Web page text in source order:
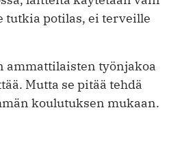
tutkia potilas, ei terveille
ammattilaisten työnjakoa
Mutta se pitää tehdä
koulutuksen mukaan.